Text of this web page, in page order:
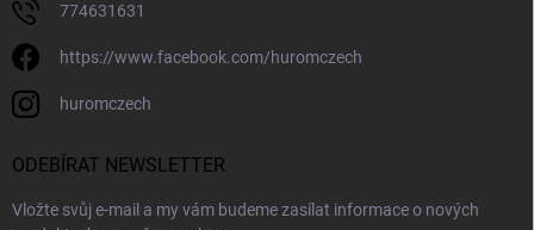
774631631
https://www.facebook.com/huromczech
huromczech
ODEBÍRAT NEWSLETTER
Vložte svůj e-mail a my vám budeme zasílat informace o nových